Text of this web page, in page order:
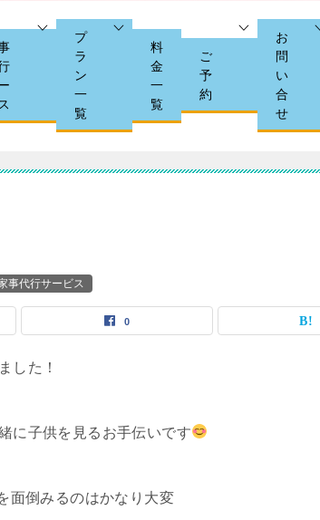
プ
ラ
ン
一
覧
料
金
一
覧
ご
予
約
お
問
い
合
せ
事代行サービス
0
した！
に子供を見るお手伝いです
面倒みるのはかなり大変